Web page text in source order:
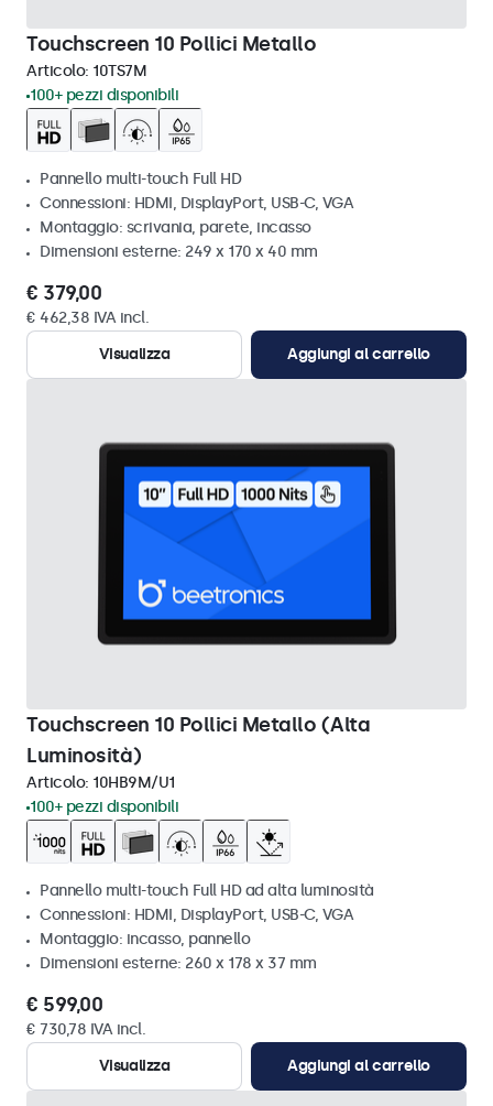
Touchscreen 10 Pollici Metallo
Articolo: 10TS7M
100+ pezzi disponibili
Pannello multi-touch Full HD
Connessioni: HDMI, DisplayPort, USB-C, VGA
Montaggio: scrivania, parete, incasso
Dimensioni esterne: 249 x 170 x 40 mm
€ 379,00
€ 462,38 IVA incl.
Visualizza
Aggiungi al carrello
Touchscreen 10 Pollici Metallo (Alta
Luminosità)
Articolo: 10HB9M/U1
100+ pezzi disponibili
Pannello multi-touch Full HD ad alta luminosità
Connessioni: HDMI, DisplayPort, USB-C, VGA
Montaggio: incasso, pannello
Dimensioni esterne: 260 x 178 x 37 mm
€ 599,00
€ 730,78 IVA incl.
Visualizza
Aggiungi al carrello